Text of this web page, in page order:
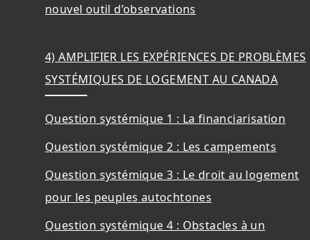
nouvel outil d’observations
4) AMPLIFIER LES EXPÉRIENCES DE PROBLÈMES
SYSTÉMIQUES DE LOGEMENT AU CANADA
Question systémique 1 : La financiarisation
Question systémique 2 : Les campements
Question systémique 3 : Le droit au logement
pour les peuples autochtones
Question systémique 4 : Obstacles à un